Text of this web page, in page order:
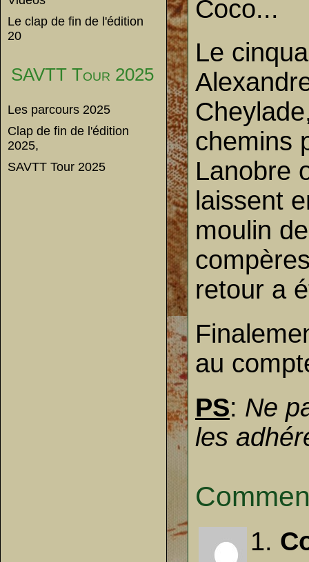
Le clap de fin de l'édition
20
SAVTT Tour 2025
Les parcours 2025
Clap de fin de l'édition
2025,
SAVTT Tour 2025
Coco...
Le
chemins
Lanobre
laissent
moulin
retour a
au
PS: Ne
les
1.